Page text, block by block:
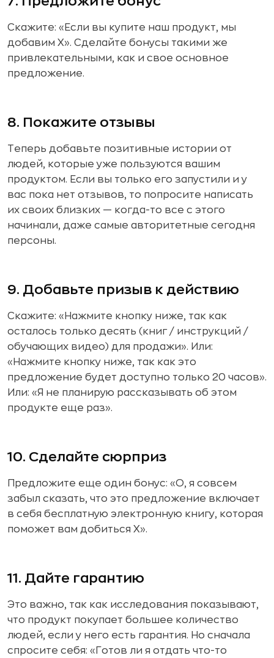
Скажите: «Если вы купите наш продукт, мы
добавим X». Сделайте бонусы такими же
привлекательными, как и свое основное
предложение.
8. Покажите отзывы
Теперь добавьте позитивные истории от
людей, которые уже пользуются вашим
продуктом. Если вы только его запустили и у
вас пока нет отзывов, то попросите написать
их своих близких — когда-то все с этого
начинали, даже самые авторитетные сегодня
персоны.
9. Добавьте призыв к действию
Скажите: «Нажмите кнопку ниже, так как
осталось только десять (книг / инструкций /
обучающих видео) для продажи». Или:
«Нажмите кнопку ниже, так как это
предложение будет доступно только 20 часов».
Или: «Я не планирую рассказывать об этом
продукте еще раз».
10. Сделайте сюрприз
Предложите еще один бонус: «О, я совсем
забыл сказать, что это предложение включает
в себя бесплатную электронную книгу, которая
поможет вам добиться X».
11. Дайте гарантию
Это важно, так как исследования показывают,
что продукт покупает большее количество
людей, если у него есть гарантия. Но сначала
спросите себя: «Готов ли я отдать что-то